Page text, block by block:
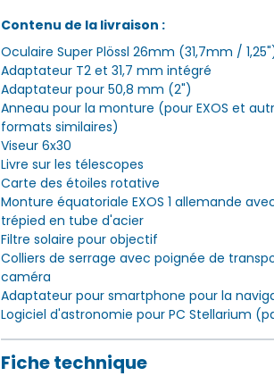
Contenu de la livraison :
Oculaire Super Plössl 26mm (31,7mm /
Adaptateur T2 et 31,7 mm intégré
Adaptateur pour 50,8 mm (2")
Anneau pour la monture (pour EXOS et
formats similaires)
Viseur 6x30
Livre sur les télescopes
Carte des étoiles rotative
Monture équatoriale EXOS 1 allemande
trépied en tube d'acier
Filtre solaire pour objectif
Colliers de serrage avec poignée de
caméra
Adaptateur pour smartphone pour la
Logiciel d'astronomie pour PC Stellarium
Fiche technique